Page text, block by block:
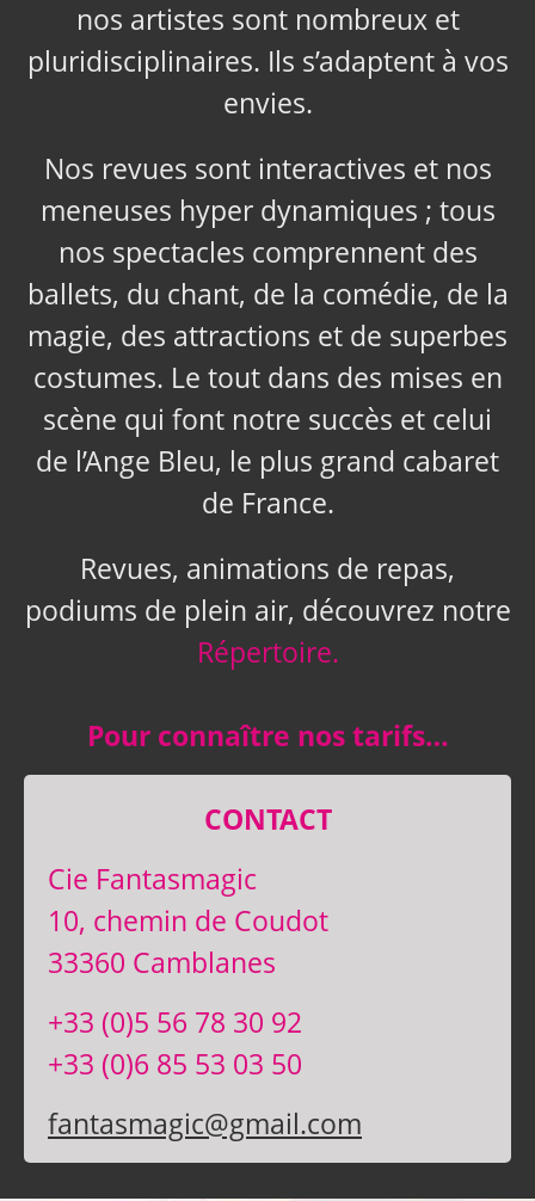
nos artistes sont nombreux et
pluridisciplinaires. Ils s’adaptent à vos
envies.
Nos revues sont interactives et nos
meneuses hyper dynamiques ; tous
nos spectacles comprennent des
ballets, du chant, de la comédie, de la
magie, des attractions et de superbes
costumes. Le tout dans des mises en
scène qui font notre succès et celui
de l’Ange Bleu, le plus grand cabaret
de France.
Revues, animations de repas,
podiums de plein air, découvrez notre
Répertoire.
Pour connaître nos tarifs…
CONTACT
Cie Fantasmagic
10, chemin de Coudot
33360 Camblanes
+33 (0)5 56 78 30 92
+33 (0)6 85 53 03 50
fantasmagic@gmail.com